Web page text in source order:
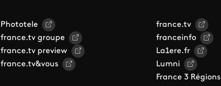
Phototele
france.tv groupe
france.tv preview
france.tv&vous
france.tv
franceinfo
La1ere.fr
Lumni
France 3 Régions